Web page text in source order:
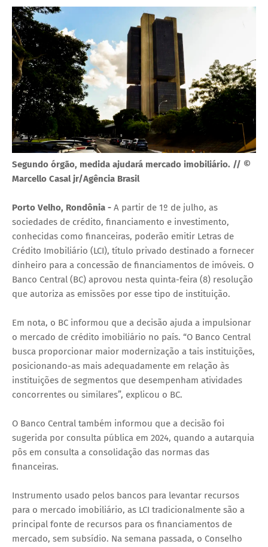
Segundo órgão, medida ajudará mercado imobiliário. // ©
Marcello Casal jr/Agência Brasil
Porto Velho, Rondônia - A partir de 1º de julho, as
sociedades de crédito, financiamento e investimento,
conhecidas como financeiras, poderão emitir Letras de
Crédito Imobiliário (LCI), título privado destinado a fornecer
dinheiro para a concessão de financiamentos de imóveis. O
Banco Central (BC) aprovou nesta quinta-feira (8) resolução
que autoriza as emissões por esse tipo de instituição.
Em nota, o BC informou que a decisão ajuda a impulsionar
o mercado de crédito imobiliário no país. “O Banco Central
busca proporcionar maior modernização a tais instituições,
posicionando-as mais adequadamente em relação às
instituições de segmentos que desempenham atividades
concorrentes ou similares”, explicou o BC.
O Banco Central também informou que a decisão foi
sugerida por consulta pública em 2024, quando a autarquia
pôs em consulta a consolidação das normas das
financeiras.
Instrumento usado pelos bancos para levantar recursos
para o mercado imobiliário, as LCI tradicionalmente são a
principal fonte de recursos para os financiamentos de
mercado, sem subsídio. Na semana passada, o Conselho